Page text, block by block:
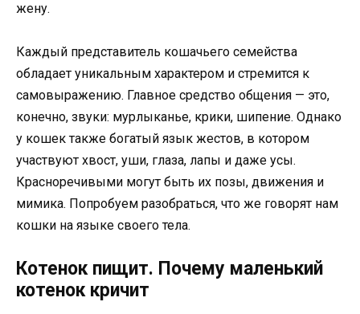
жену.
Каждый представитель кошачьего семейства
обладает уникальным характером и стремится к
самовыражению. Главное средство общения — это,
конечно, звуки: мурлыканье, крики, шипение. Однако
у кошек также богатый язык жестов, в котором
участвуют хвост, уши, глаза, лапы и даже усы.
Красноречивыми могут быть их позы, движения и
мимика. Попробуем разобраться, что же говорят нам
кошки на языке своего тела.
Котенок пищит. Почему маленький
котенок кричит